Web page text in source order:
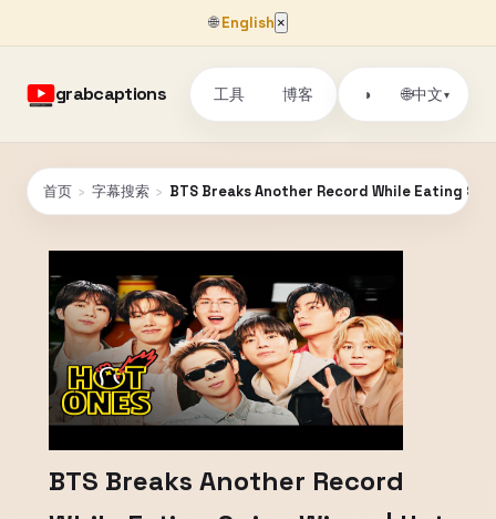
🌐English ×
grabcaptions 工具 博客 ◑ 🌐中文▾
首页 › 字幕搜索 › BTS Breaks Another Record While Eating
BTS Breaks Another Record